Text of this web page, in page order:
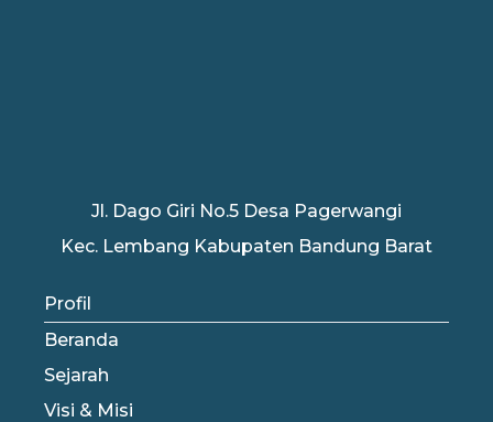
Jl. Dago Giri No.5 Desa Pagerwangi
Kec. Lembang Kabupaten Bandung Barat
Profil
Beranda
Sejarah
Visi & Misi